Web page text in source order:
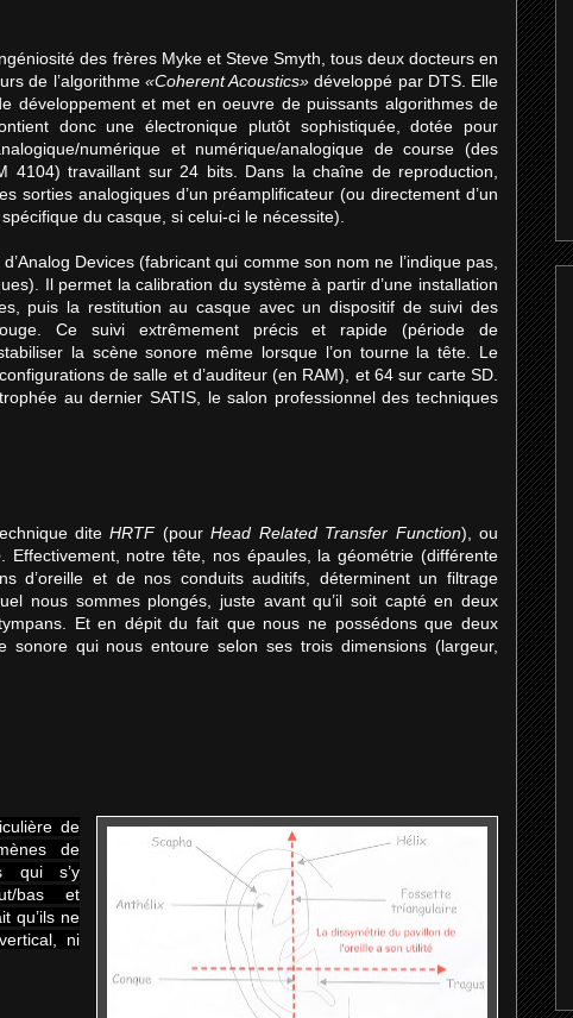
des frères Myke et Steve Smyth, tous deux docteurs en
de l’algorithme «Coherent Acoustics»développé par DTS. Elle
développement et met en oeuvre de puissants algorithmes de
donc une électronique plutôt sophistiquée, dotée pour
numérique et numérique/analogique de course (des
4104) travaillant sur 24 bits. Dans la chaîne de reproduction,
sorties analogiques d’un préamplificateur (ou directement d’un
du casque, si celui-ci le nécessite).
Devices (fabricant qui comme son nom ne l’indique pas,
Il permet la calibration du système à partir d’une installation
puis la restitution au casque avec un dispositif de suivi des
Ce suivi extrêmement précis et rapide (période de
la scène sonore même lorsque l’on tourne la tête. Le
de salle et d’auditeur (en RAM), et 64 sur carte SD.
au dernier SATIS, le salon professionnel des techniques
diteHRTF(pourHead Related Transfer Function), ou
. Effectivement, notre tête, nos épaules, la géométrie (différente
d’oreille et de nos conduits auditifs, déterminent un filtrage
nous sommes plongés, juste avant qu’il soit capté en deux
Et en dépit du fait que nous ne possédons que deux
sonore qui nous entoure selon ses trois dimensions (largeur,
de
de
qui s’y
bas et
qu’ils ne
ni